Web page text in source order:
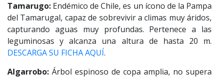
Tamarugo: Endémico de Chile, es un ícono de la Pampa
del Tamarugal, capaz de sobrevivir a climas muy áridos,
capturando aguas muy profundas. Pertenece a las
leguminosas y alcanza una altura de hasta 20 m.
DESCARGA SU FICHA AQUÍ.
Algarrobo: Árbol espinoso de copa amplia, no supera